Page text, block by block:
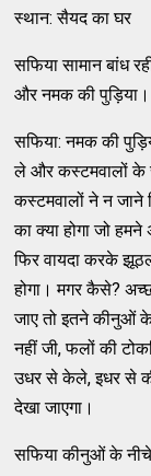
स्थान: सैयद का घर
सफिया सामान बांध
और नमक की पुड़िया।
सफिया: नमक की
ले और कस्टमवालों के
कस्टमवालों ने न जाने
का क्या होगा जो
फिर वायदा करके
होगा। मगर कैसे?
जाए तो इतने कीनुओं
नहीं जी, फलों की
उधर से केले, इधर से
देखा जाएगा।
सफिया कीनुओं के